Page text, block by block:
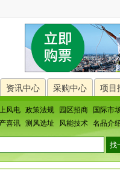
资讯中心 采购中心 项目
风电 政策法规 园区招商
国际市
喜讯 测风选址 风能技术 名品介